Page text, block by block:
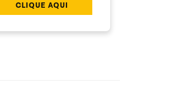
CLIQUE AQUI